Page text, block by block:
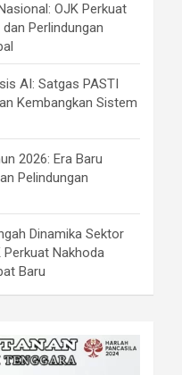
OJK Perkuat
Perlindungan
AI: Satgas PASTI
Kembangkan Sistem
2026: Era Baru
Pelindungan
Dinamika Sektor
Perkuat Nakhoda
Baru